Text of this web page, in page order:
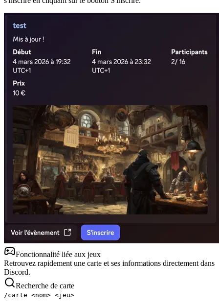
Fonctionnalité liée aux jeux
Retrouvez rapidement une carte et ses informations directement dans
Discord.
Recherche de carte
/carte <nom> <jeu>